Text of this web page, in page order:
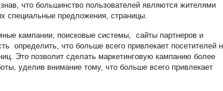
что большинство пользователей являются жителями
специальные предложения, страницы.
кампании, поисковые системы, сайты партнеров и
определить, что больше всего привлекает посетителей
Это позволит сделать маркетинговую кампанию более
уделив внимание тому, что больше всего привлекает